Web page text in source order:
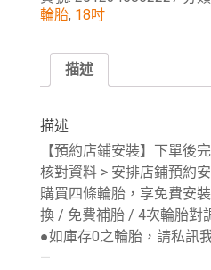
輪胎, 18吋
描述
描述
【預約店鋪安裝】下單後
核對資料 > 安排店鋪預約
購買四條輪胎，享免費安
換 / 免費補胎 / 4次輪胎對
●如庫存0之輪胎，請私訊
—